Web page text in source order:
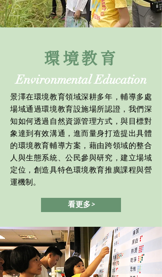
​環境教育
Environmental Education
景澤在環境教育領域深耕多年，輔導多處
場域通過環境教育設施場所認證，我們深
知如何透過自然資源管理方式，與目標對
象達到有效溝通，進而量身打造提出具體
的環境教育輔導方案，藉由跨領域的整合
人與生態系統、公民參與研究，建立場域
定位，創造具特色環境教育推廣課程與營
運機制。
看更多>